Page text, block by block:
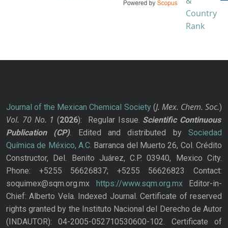
Journal of the Mexican Chemical Society(J. Mex. Chem. Soc.)
Vol. 70 No. 1 (2026): Regular Issue. Scientific Continuous
Publication
(CP). Edited and distributed bySociedad
Química de México, A.C. Barranca del Muerto 26, Col. Crédito
Constructor, Del. Benito Juárez, C.P. 03940, Mexico City.
Phone: +5255 56626837; +5255 56626823 Contact:
soquimex@sqm.org.mx
https://www.sqm.org.mxEditor-in-
Chief: Alberto Vela. Indexed Journal. Certificate of reserved
rights granted by the Instituto Nacional del Derecho de Autor
(INDAUTOR): 04-2005-052710530600-102. Certificate of